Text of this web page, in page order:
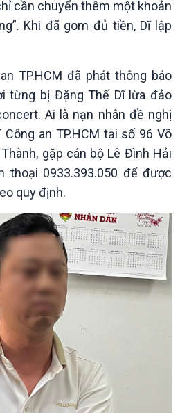
Khoa học & Công nghệ
Tin Khoa học & Công nghệ
Kết nối công nghệ
Sống chung với biến đổi
khí hậu
cần chuyển thêm một khoản
Khi đã gom đủ tiền, Dĩ lập
TP.HCM đã phát thông báo
từng bị Đặng Thế Dĩ lừa đảo
Ai là nạn nhân đề nghị
Công an TP.HCM tại số 96 Võ
gặp cán bộ Lê Đình Hải
thoại 0933.393.050 để được
quy định.